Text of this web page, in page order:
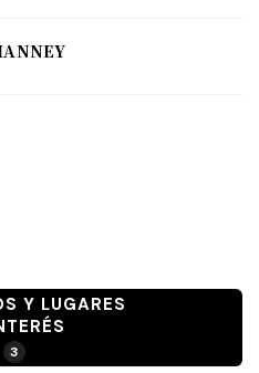
Y LUGARES
3